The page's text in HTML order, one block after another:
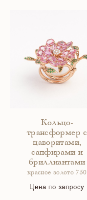
Кольцо-
трансформер с
цаворитами,
сапфирами и
бриллиантами
красное золото 750
Цена по запросу